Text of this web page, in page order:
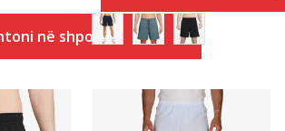
në shportë